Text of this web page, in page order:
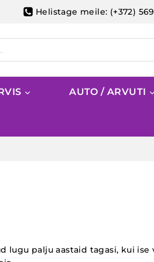
Helistage meile: (+372)
AUTO / ARVUTI
lugu palju aastaid tagasi, kui